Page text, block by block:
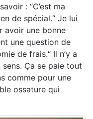
: ‘’C’est ma
de spécial.‘’ Je lui
avoir une bonne
une question de
de frais.‘’ Il n’y a
Ça se paie tout
comme pour une
ossature qui